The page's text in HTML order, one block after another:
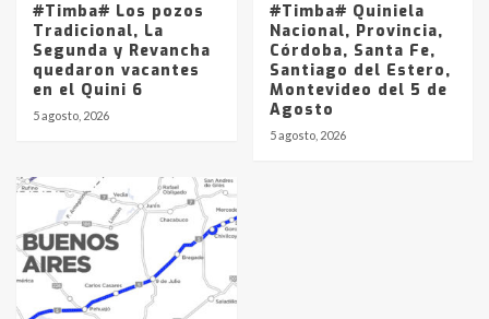
#Timba# Los pozos
Tradicional, La
Segunda y Revancha
quedaron vacantes
en el Quini 6
5 agosto, 2026
#Timba# Quiniela
Nacional, Provincia,
Córdoba, Santa Fe,
Santiago del Estero,
Montevideo del 5 de
Agosto
5 agosto, 2026